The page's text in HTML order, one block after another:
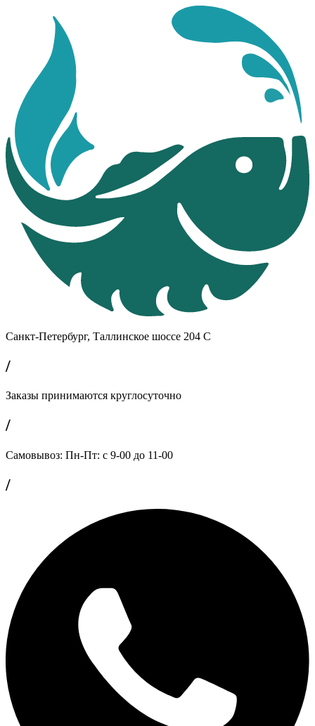
содержимому
Санкт-Петербург, Таллинское шоссе 204 С
/
Заказы принимаются круглосуточно
/
Самовывоз: Пн-Пт: с 9-00 до 11-00
/